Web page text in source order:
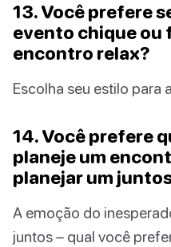
13. Você prefere
evento chique ou
encontro relax?
Escolha seu estilo para
14. Você prefere
planeje um
planejar um
A emoção do
juntos – qual você